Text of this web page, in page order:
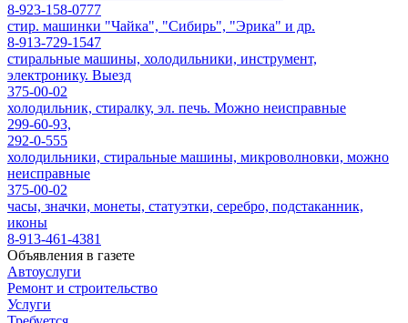
8-923-158-0777
стир. машинки "Чайка", "Сибирь", "Эрика" и др.
8-913-729-1547
стиральные машины, холодильники, инструмент,
электронику. Выезд
375-00-02
холодильник, стиралку, эл. печь. Можно неисправные
299-60-93,
292-0-555
холодильники, стиральные машины, микроволновки, можно
неисправные
375-00-02
часы, значки, монеты, статуэтки, серебро, подстаканник,
иконы
8-913-461-4381
Объявления в газете
Автоуслуги
Ремонт и строительство
Услуги